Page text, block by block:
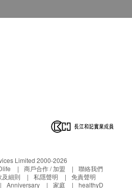
公升桶裝蒸餾水需繳交水樽按
還。
費維修服務。
計12個月內有效；保養期過後
Limited 2000-2026
商戶合作 / 加盟
聯絡我們
及細則 私隱聲明
免責聲明
Anniversary 家庭 healthyD